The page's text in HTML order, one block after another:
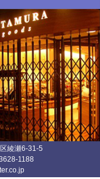
綾瀬6-31-5
1188